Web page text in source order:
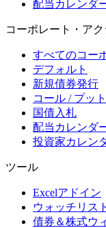
配当カレンダ
コーポレート・ア
すべてのコー
デフォルト
新規債券発行
コール / プッ
国債入札
配当カレンダ
投資家カレン
ツール
Excelアドイン
ウォッチリスト
債券＆株式ウ